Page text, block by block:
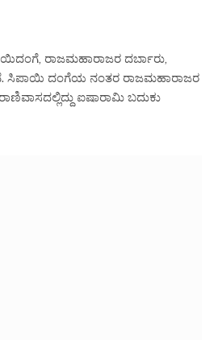
ರಾಜಮಹಾರಾಜರ ದರ್ಬಾರು,
ಸಿಪಾಯಿ ದಂಗೆಯ ನಂತರ ರಾಜಮಹಾರಾಜರ
ಐಷಾರಾಮಿ ಬದುಕು